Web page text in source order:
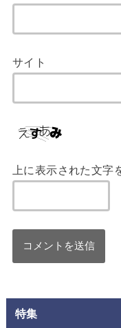
サイト
上に表示された文字
特集